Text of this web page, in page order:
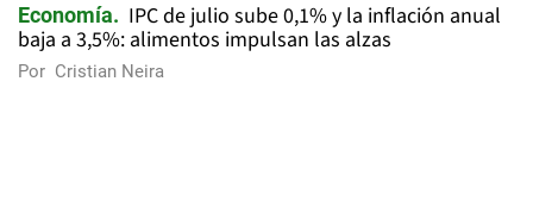
Economía
IPC de julio sube 0,1% y la inflación anual
baja a 3,5%: alimentos impulsan las alzas
Por Cristian Neira